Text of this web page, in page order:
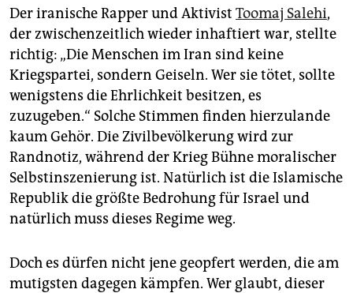
Der iranische Rapper und Aktivist Toomaj Salehi,
der zwischenzeitlich wieder inhaftiert war, stellte
richtig: „Die Menschen im Iran sind keine
Kriegspartei, sondern Geiseln. Wer sie tötet, sollte
wenigstens die Ehrlichkeit besitzen, es
zuzugeben.“ Solche Stimmen finden hierzulande
kaum Gehör. Die Zivilbevölkerung wird zur
Randnotiz, während der Krieg Bühne moralischer
Selbstinszenierung ist. Natürlich ist die Islamische
Republik die größte Bedrohung für Israel und
natürlich muss dieses Regime weg.
Doch es dürfen nicht jene geopfert werden, die am
mutigsten dagegen kämpfen. Wer glaubt, dieser